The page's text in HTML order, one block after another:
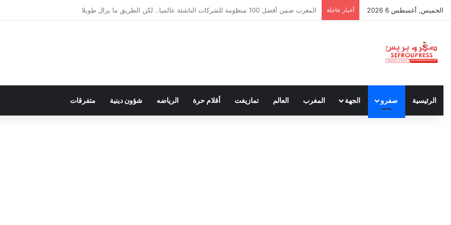
الخميس, أغسطس 6 2026 أخبار عاجلة سبتة ومليلية… حين يتحدث أنصار الديمقراطية بلسان الاستعمار
الرئيسية صفرو الجهة المغرب العالم تمازيغت أقلام حرة الرياضه شؤون دينية متفرقات